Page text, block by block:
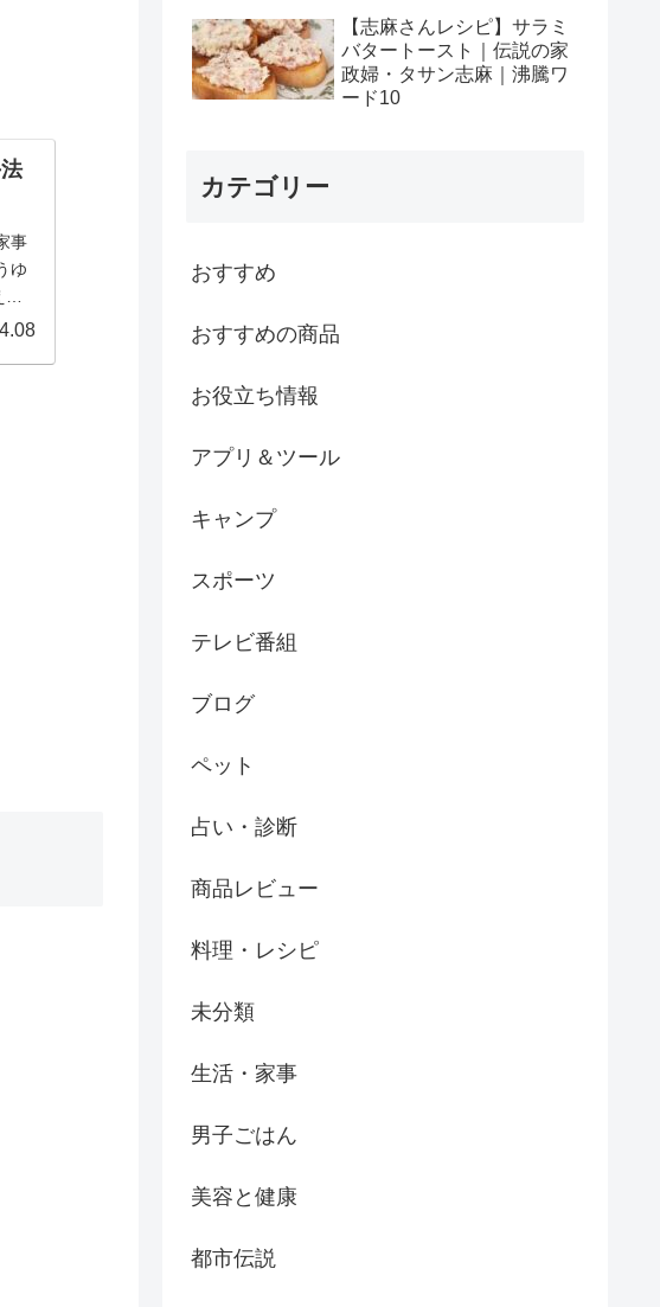
事
ゆ
【志麻さんレシピ】サラミ
バタートースト｜伝説の家
政婦・タサン志麻｜沸騰ワ
ード10
カテゴリー
おすすめ
おすすめの商品
お役立ち情報
アプリ＆ツール
キャンプ
スポーツ
テレビ番組
ブログ
ペット
占い・診断
商品レビュー
料理・レシピ
未分類
生活・家事
男子ごはん
美容と健康
都市伝説